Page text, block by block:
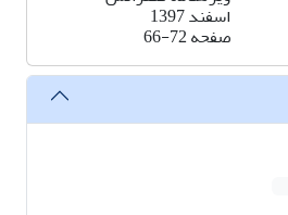
اسفند 1397
صفحه66-72